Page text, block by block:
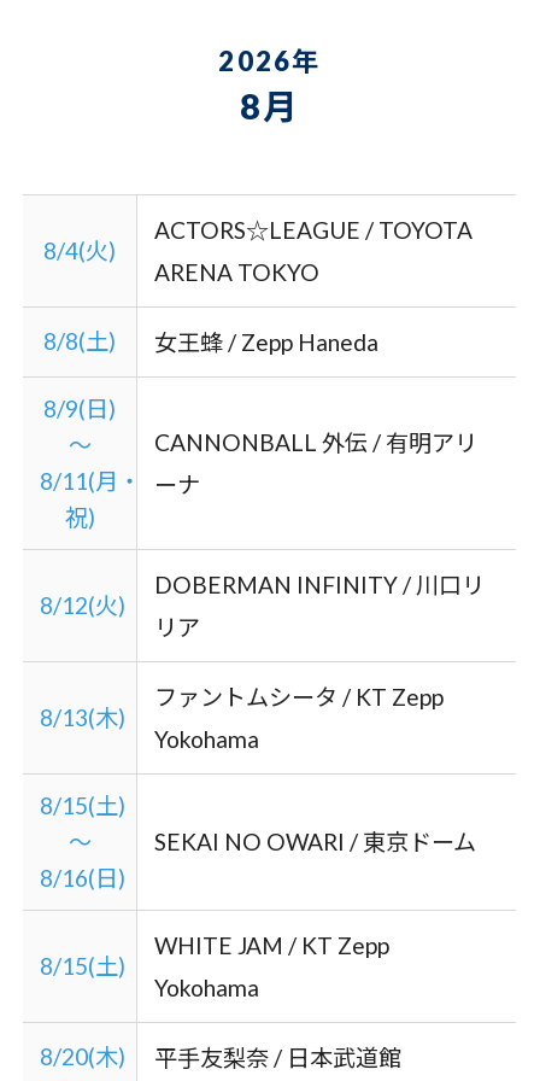
2026年
8月
8/4(火)
ACTORS☆LEAGUE / TOYOTA
ARENA TOKYO
8/8(土) 女王蜂 / Zepp Haneda
8/9(日)
～
8/11(月・
祝)
CANNONBALL 外伝 / 有明アリ
ーナ
8/12(火)
DOBERMAN INFINITY / 川口リ
リア
8/13(木)
ファントムシータ / KT Zepp
Yokohama
8/15(土)
～
8/16(日)
SEKAI NO OWARI / 東京ドーム
8/15(土)
WHITE JAM / KT Zepp
Yokohama
8/20(木) 平手友梨奈 / 日本武道館